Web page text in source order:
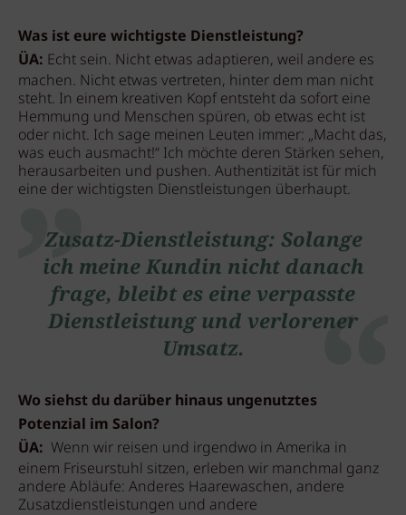
Was ist eure wichtigste Dienstleistung?
ÜA: Echt sein. Nicht etwas adaptieren, weil andere es
machen. Nicht etwas vertreten, hinter dem man nicht
steht. In einem kreativen Kopf entsteht da sofort eine
Hemmung und Menschen spüren, ob etwas echt ist
oder nicht. Ich sage meinen Leuten immer: „Macht das,
was euch ausmacht!“ Ich möchte deren Stärken sehen,
herausarbeiten und pushen. Authentizität ist für mich
eine der wichtigsten Dienstleistungen überhaupt.
Zusatz-Dienstleistung: Solange
ich meine Kundin nicht danach
frage, bleibt es eine verpasste
Dienstleistung und verlorener
Umsatz.
Wo siehst du darüber hinaus ungenutztes
Potenzial im Salon?
ÜA: Wenn wir reisen und irgendwo in Amerika in
einem Friseurstuhl sitzen, erleben wir manchmal ganz
andere Abläufe: Anderes Haarewaschen, andere
Zusatzdienstleistungen und andere